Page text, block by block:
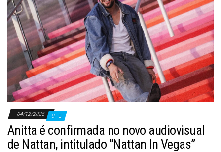
04/12/2025 0
Anitta é confirmada no novo audiovisual
de Nattan, intitulado “Nattan In Vegas”